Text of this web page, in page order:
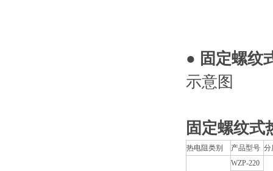
● 固定螺纹
示意图
固定螺纹式
热电阻类别 产品型号 分
WZP-220